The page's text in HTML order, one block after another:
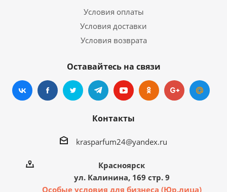
Условия оплаты
Условия доставки
Условия возврата
Оставайтесь на связи
Контакты
krasparfum24@yandex.ru
Красноярск
ул. Калинина, 169 стр. 9
Особые условия для бизнеса (Юр.лица)